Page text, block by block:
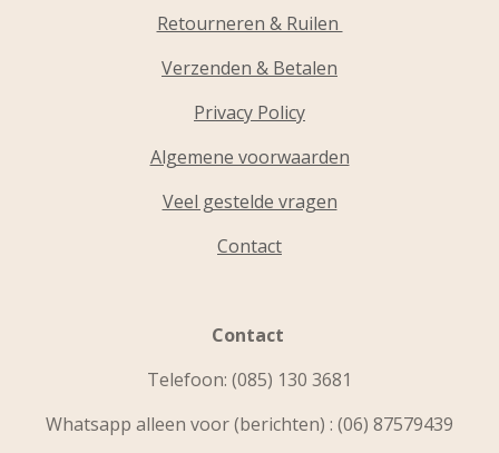
Retourneren & Ruilen
Verzenden & Betalen
Privacy Policy
Algemene voorwaarden
Veel gestelde vragen
Contact
Contact
Telefoon: (085) 130 3681
Whatsapp alleen voor (berichten) : (06) 87579439